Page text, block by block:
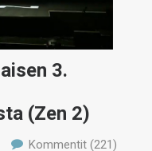
3.
(Zen 2)
Kommentit (221)